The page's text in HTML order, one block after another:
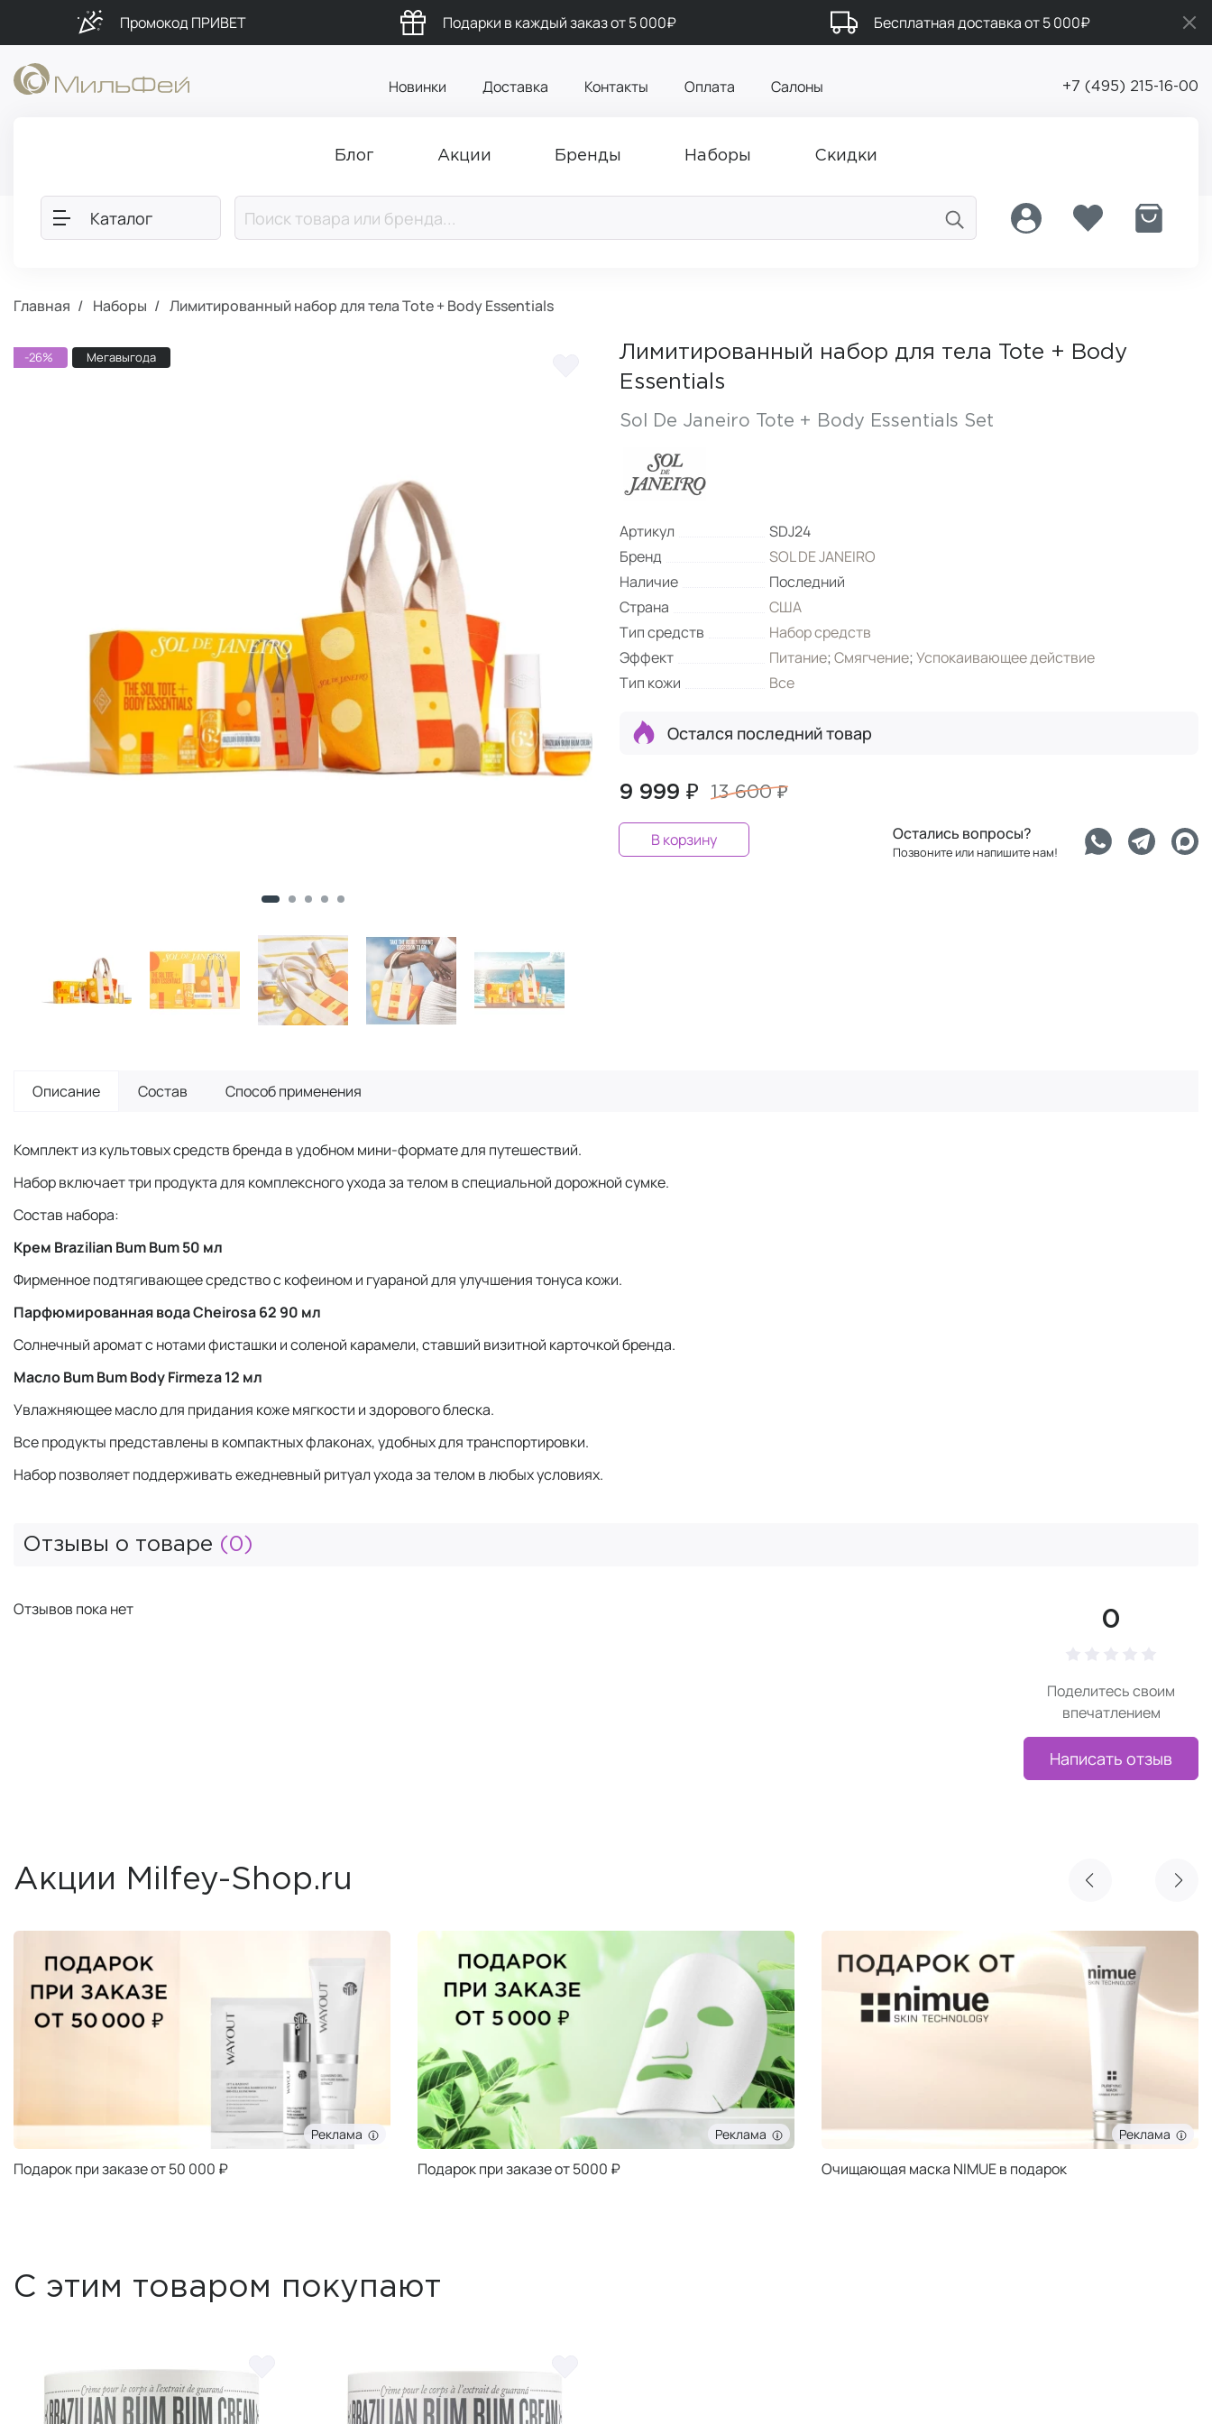
Промокод ПРИВЕТ Подарки в каждый заказ от 5 000₽ Бесплатная доставка от 5 000₽
Новинки Доставка Контакты Оплата Салоны +7 (495) 215-16-00
Блог Акции Бренды Наборы Скидки
Каталог
Главная Наборы Лимитированный набор для тела Tote + Body Essentials
-26% Мегавыгода
Лимитированный набор для тела Tote + Body
Essentials
Sol De Janeiro Tote + Body Essentials Set
Артикул
SDJ24
Бренд
SOL DE JANEIRO
Наличие
Последний
Страна
США
Тип средств
Набор средств
Эффект
Питание;Смягчение;Успокаивающее действие
Тип кожи
Все
Остался последний товар
9 999 ₽ 13 600 ₽
В корзину Остались вопросы?
Позвоните или напишите нам!
Описание Состав Способ применения
Комплект из культовых средств бренда в удобном мини-формате для путешествий.
Набор включает три продукта для комплексного ухода за телом в специальной дорожной сумке.
Состав набора:
Крем Brazilian Bum Bum 50 мл
Фирменное подтягивающее средство с кофеином и гуараной для улучшения тонуса кожи.
Парфюмированная вода Cheirosa 62 90 мл
Солнечный аромат с нотами фисташки и соленой карамели, ставший визитной карточкой бренда.
Масло Bum Bum Body Firmeza 12 мл
Увлажняющее масло для придания коже мягкости и здорового блеска.
Все продукты представлены в компактных флаконах, удобных для транспортировки.
Набор позволяет поддерживать ежедневный ритуал ухода за телом в любых условиях.
Отзывы о товаре (0)
0
Поделитесь своим
впечатлением
Написать отзыв
Отзывов пока нет
Акции Milfey-Shop.ru
Реклама
Подарок при заказе от 50 000 ₽
Реклама
Подарок при заказе от 5000 ₽
Реклама
Очищающая маска NIMUE в подарок
С этим товаром покупают